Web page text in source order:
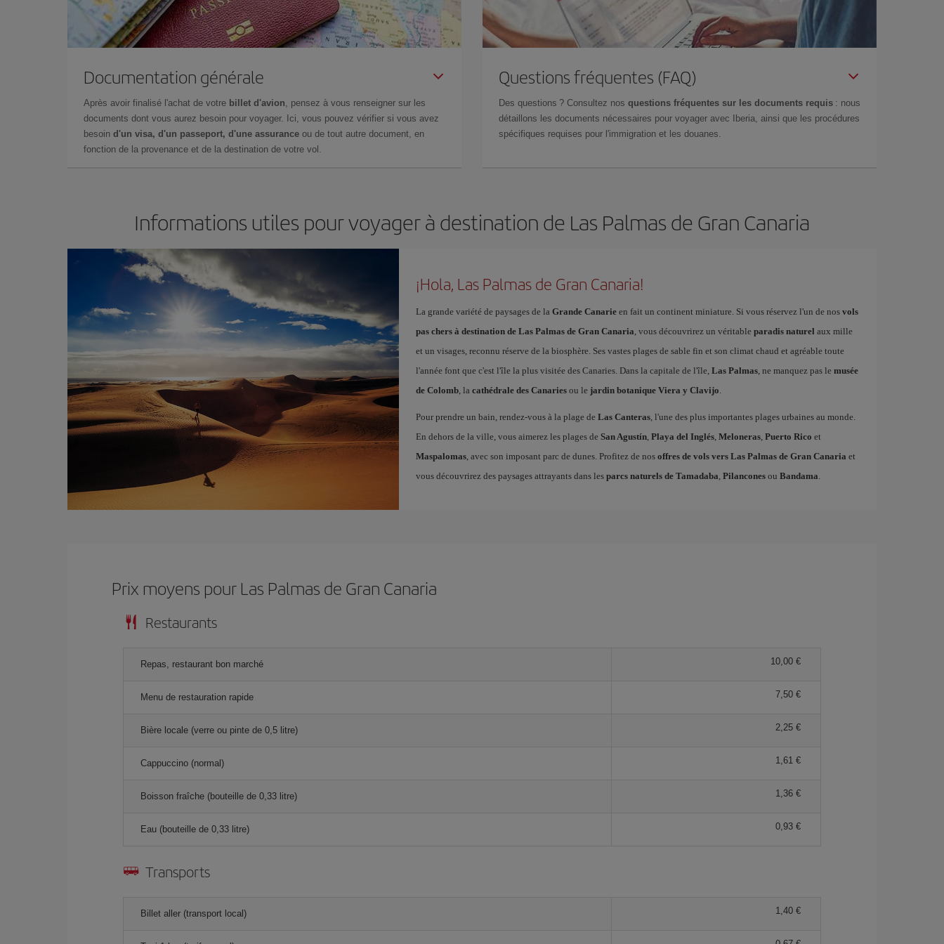
Documentation générale
Après avoir finalisé l'achat de votre billet d'avion, pensez à vous renseigner sur les
documents dont vous aurez besoin pour voyager. Ici, vous pouvez vérifier si vous avez
besoin d'un visa, d'un passeport, d'une assurance ou de tout autre document, en
fonction de la provenance et de la destination de votre vol.
Questions fréquentes (FAQ)
Des questions ? Consultez nos questions fréquentes sur les documents requis : nous
détaillons les documents nécessaires pour voyager avec Iberia, ainsi que les procédures
spécifiques requises pour l'immigration et les douanes.
Informations utiles pour voyager à destination de Las Palmas de Gran Canaria
¡Hola, Las Palmas de Gran Canaria!
La grande variété de paysages de la Grande Canarieen fait un continent miniature. Si vous réservez l'un de nos vols
pas chers à destination de Las Palmas de Gran Canaria, vous découvrirez un véritable paradis naturel aux mille
et un visages, reconnu réserve de la biosphère. Ses vastes plages de sable fin et son climat chaud et agréable toute
l'année font que c'est l'île la plus visitée des Canaries. Dans la capitale de l'île, Las Palmas, ne manquez pas le musée
de Colomb, la cathédrale des Canariesou le jardin botanique Viera y Clavijo.
Pour prendre un bain, rendez-vous à la plage de Las Canteras, l'une des plus importantes plages urbaines au monde.
En dehors de la ville, vous aimerez les plages de San Agustín, Playa del Inglés, Meloneras, Puerto Rico et
Maspalomas, avec son imposant parc de dunes. Profitez de nos offres de vols vers Las Palmas de Gran Canaria et
vous découvrirez des paysages attrayants dans les parcs naturels de Tamadaba, Pilanconesou Bandama.
Prix ​​moyens pour Las Palmas de Gran Canaria
Restaurants
Repas, restaurant bon marché 10,00 €
Menu de restauration rapide 7,50 €
Bière locale (verre ou pinte de 0,5 litre) 2,25 €
Cappuccino (normal) 1,61 €
Boisson fraîche (bouteille de 0,33 litre) 1,36 €
Eau (bouteille de 0,33 litre) 0,93 €
Transports
Billet aller (transport local) 1,40 €